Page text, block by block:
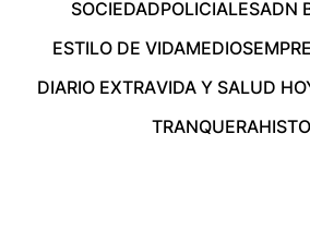
SOCIEDADPOLICIALESADN
ESTILO DE VIDAMEDIOS
DIARIO EXTRAVIDA Y SALUD
TRANQUERA